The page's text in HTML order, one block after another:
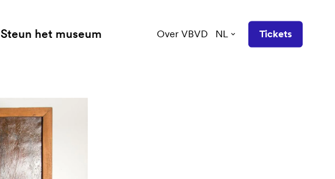
Steun het museum Over VBVD NL Tickets